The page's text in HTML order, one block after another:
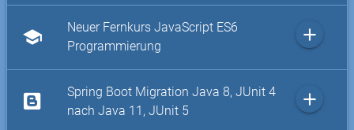
school
Neuer Fernkurs JavaScript ES6
Programmierung
add
Spring Boot Migration Java 8, JUnit 4
nach Java 11, JUnit 5
add